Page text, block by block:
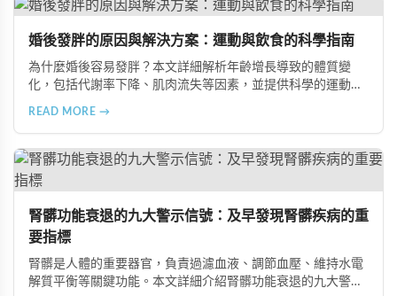
婚後發胖的原因與解決方案：運動與飲食的科學指南
為什麼婚後容易發胖？本文詳細解析年齡增長導致的體質變
化，包括代謝率下降、肌肉流失等因素，並提供科學的運動與
READ MORE →
腎髒功能衰退的九大警示信號：及早發現腎髒疾病的重
要指標
腎髒是人體的重要器官，負責過濾血液、調節血壓、維持水電
解質平衡等關鍵功能。本文詳細介紹腎髒功能衰退的九大警示